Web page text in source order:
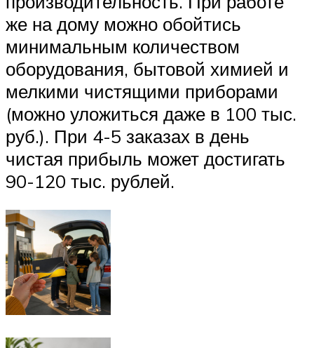
же на дому можно обойтись
минимальным количеством
оборудования, бытовой химией и
мелкими чистящими приборами
(можно уложиться даже в 100 тыс.
руб.). При 4-5 заказах в день
чистая прибыль может достигать
90-120 тыс. рублей.